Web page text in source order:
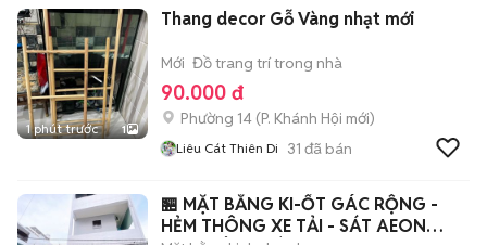
1 phút trước 1
Thang decor Gỗ Vàng nhạt mới
Mới Đồ trang trí trong nhà
90.000 đ
Phường 14 (P. Khánh Hội mới)
Liêu Cát Thiên Di 31 đã bán
🏪 MẶT BẰNG KI-ỐT GÁC RỘNG -
HẺM THÔNG XE TẢI - SÁT AEON